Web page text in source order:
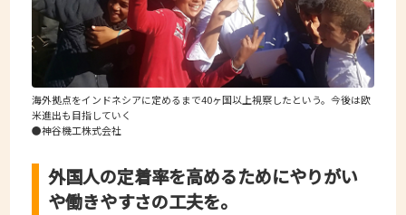
海外拠点をインドネシアに定めるまで40ヶ国以上視察したという。今後は欧
米進出も目指していく
●神谷機工株式会社
外国人の定着率を高めるためにやりがい
や働きやすさの工夫を。